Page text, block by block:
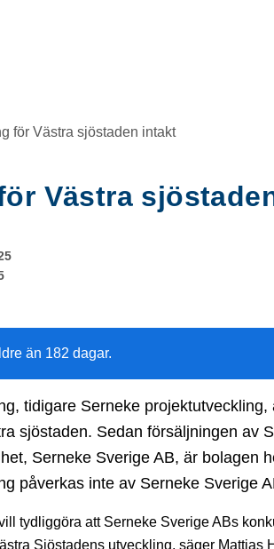
för Västra sjöstaden intakt
Västra
än 182 dagar.
tidigare Serneke
sjöstaden. Sedan försäljningen av
Serneke Sverige AB, är bolagen
påverkas inte av Serneke Sverige
tydliggöra att Serneke Sverige ABs
Sjöstadens utveckling, säger Mattias